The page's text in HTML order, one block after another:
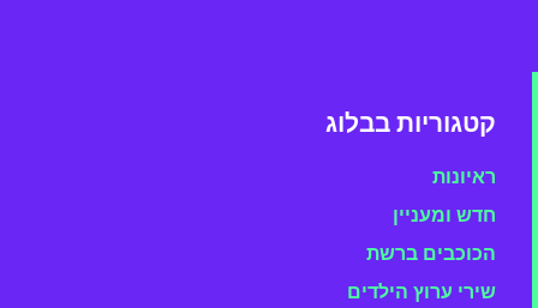
קטגוריות בבלוג
ראיונות
חדש ומעניין
הכוכבים ברשת
שירי ערוץ הילדים